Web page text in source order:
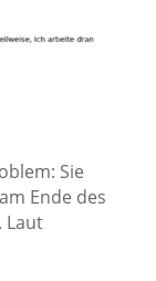
Sie
Ende des
Laut